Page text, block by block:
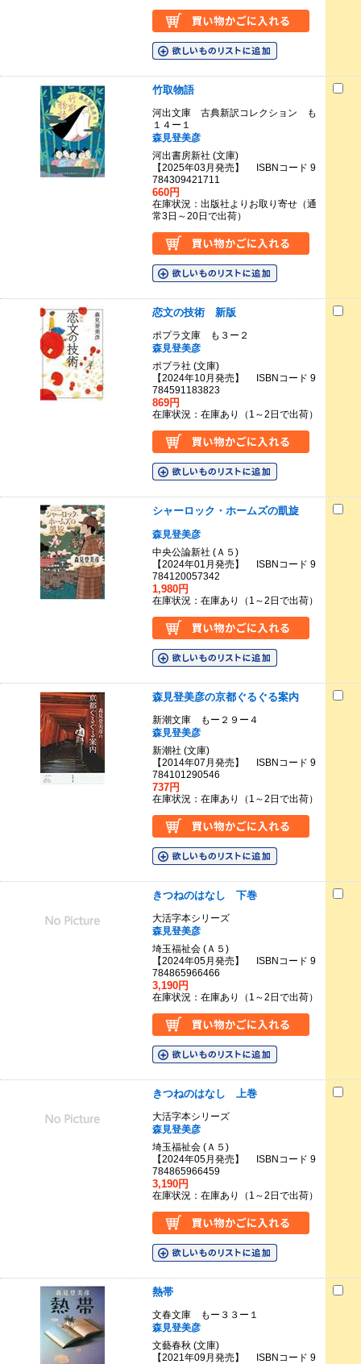
竹取物語
河出文庫 古典新訳コレクション も
１４ー１
森見登美彦
河出書房新社 (文庫)
【2025年03月発売】 ISBNコード 9
784309421711
660円
在庫状況：出版社よりお取り寄せ（通
常3日～20日で出荷）
恋文の技術 新版
ポプラ文庫 も３ー２
森見登美彦
ポプラ社 (文庫)
【2024年10月発売】 ISBNコード 9
784591183823
869円
在庫状況：在庫あり（1～2日で出荷）
シャーロック・ホームズの凱旋
森見登美彦
中央公論新社 (Ａ５)
【2024年01月発売】 ISBNコード 9
784120057342
1,980円
在庫状況：在庫あり（1～2日で出荷）
森見登美彦の京都ぐるぐる案内
新潮文庫 もー２９ー４
森見登美彦
新潮社 (文庫)
【2014年07月発売】 ISBNコード 9
784101290546
737円
在庫状況：在庫あり（1～2日で出荷）
きつねのはなし 下巻
大活字本シリーズ
森見登美彦
埼玉福祉会 (Ａ５)
【2024年05月発売】 ISBNコード 9
784865966466
3,190円
在庫状況：在庫あり（1～2日で出荷）
きつねのはなし 上巻
大活字本シリーズ
森見登美彦
埼玉福祉会 (Ａ５)
【2024年05月発売】 ISBNコード 9
784865966459
3,190円
在庫状況：在庫あり（1～2日で出荷）
熱帯
文春文庫 もー３３ー１
森見登美彦
文藝春秋 (文庫)
【2021年09月発売】 ISBNコード 9